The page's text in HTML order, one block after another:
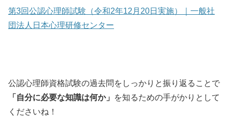
第3回公認心理師試験（令和2年12月20日実施）｜一般社
団法人日本心理研修センター
公認心理師資格試験の過去問をしっかりと振り返ることで
「自分に必要な知識は何か」
を知るための手がかりとして
くださいね！